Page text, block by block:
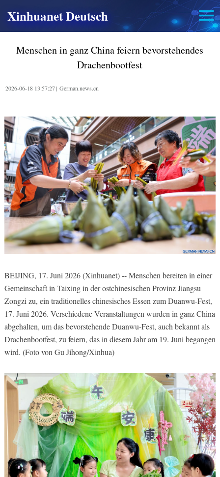
Xinhuanet Deutsch
Menschen in ganz China feiern bevorstehendes
Drachenbootfest
2026-06-18 13:57:27| German.news.cn
BEIJING, 17. Juni 2026 (Xinhuanet) -- Menschen bereiten in einer
Gemeinschaft in Taixing in der ostchinesischen Provinz Jiangsu
Zongzi zu, ein traditionelles chinesisches Essen zum Duanwu-Fest,
17. Juni 2026. Verschiedene Veranstaltungen wurden in ganz China
abgehalten, um das bevorstehende Duanwu-Fest, auch bekannt als
Drachenbootfest, zu feiern, das in diesem Jahr am 19. Juni begangen
wird. (Foto von Gu Jihong/Xinhua)